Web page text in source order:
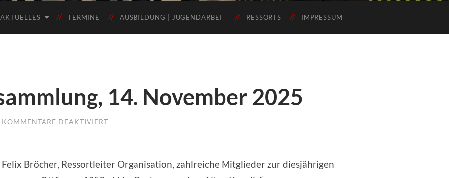
AKTUELLES TERMINE AUSBILDUNG | JUGENDARBEIT RESSORTS IMPRESSUM
14. November 2025
KOMMENTARE DEAKTIVIERT
Bröcher, Ressortleiter Organisation, zahlreiche Mitglieder zur diesjährigen